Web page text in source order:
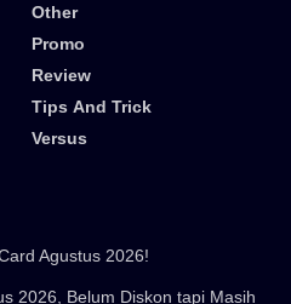
Other
Promo
Review
Tips And Trick
Versus
Agustus 2026!
2026, Belum Diskon tapi Masih